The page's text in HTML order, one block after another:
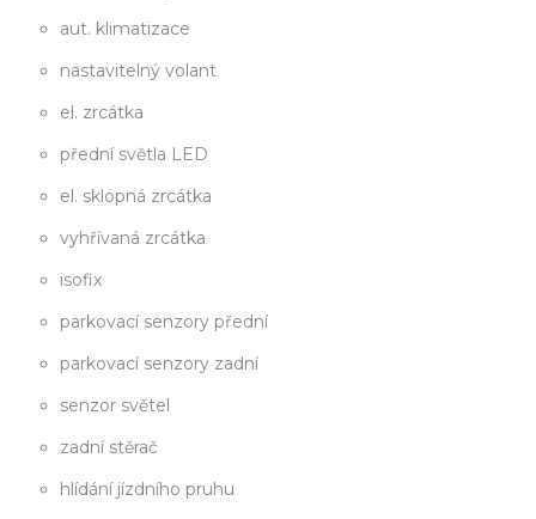
aut. klimatizace
nastavitelný volant
el. zrcátka
přední světla LED
el. sklopná zrcátka
vyhřívaná zrcátka
isofix
parkovací senzory přední
parkovací senzory zadní
senzor světel
zadní stěrač
hlídání jízdního pruhu